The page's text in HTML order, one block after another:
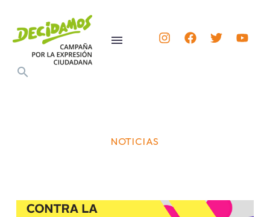
NOTICIAS